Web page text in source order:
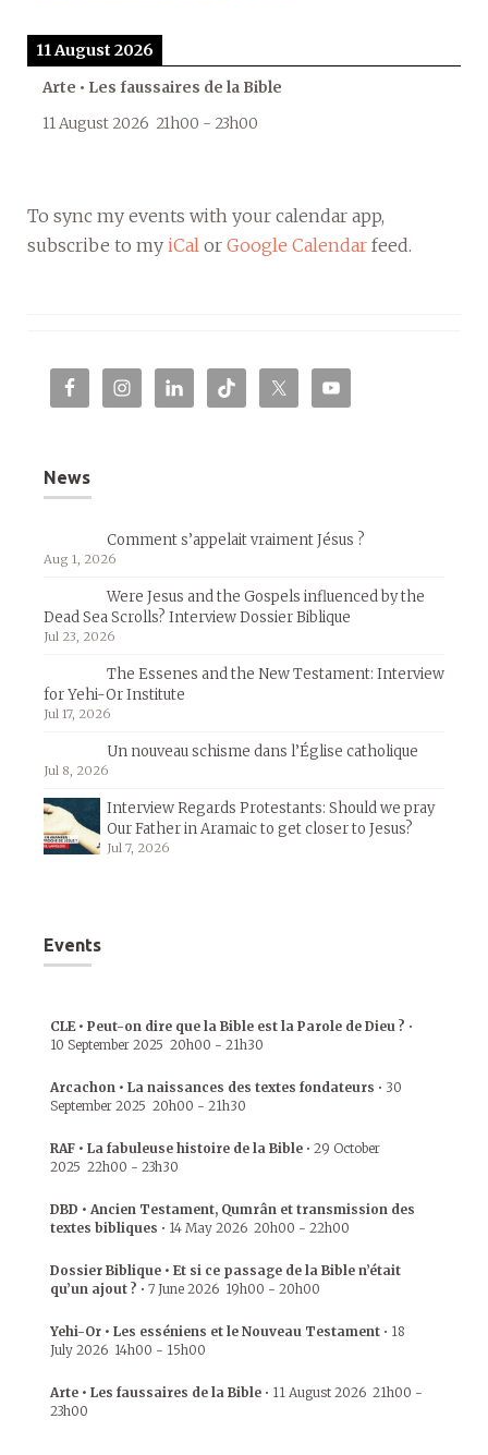
11 August 2026
Arte • Les faussaires de la Bible
11 August 2026 21h00 - 23h00
To sync my events with your calendar app,
subscribe to my iCal or Google Calendar feed.
News
Comment s’appelait vraiment Jésus ?
Aug 1, 2026
Were Jesus and the Gospels influenced by the
Dead Sea Scrolls? Interview Dossier Biblique
Jul 23, 2026
The Essenes and the New Testament: Interview
for Yehi-Or Institute
Jul 17, 2026
Un nouveau schisme dans l’Église catholique
Jul 8, 2026
Interview Regards Protestants: Should we pray
Our Father in Aramaic to get closer to Jesus?
Jul 7, 2026
Events
CLE • Peut-on dire que la Bible est la Parole de Dieu ? •
10 September 2025 20h00 - 21h30
Arcachon • La naissances des textes fondateurs • 30
September 2025 20h00 - 21h30
RAF • La fabuleuse histoire de la Bible • 29 October
2025 22h00 - 23h30
DBD • Ancien Testament, Qumrân et transmission des
textes bibliques • 14 May 2026 20h00 - 22h00
Dossier Biblique • Et si ce passage de la Bible n’était
qu’un ajout ? • 7 June 2026 19h00 - 20h00
Yehi-Or • Les esséniens et le Nouveau Testament • 18
July 2026 14h00 - 15h00
Arte • Les faussaires de la Bible • 11 August 2026 21h00 -
23h00